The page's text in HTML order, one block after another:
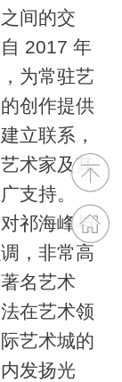
间的交
2017 年
为常驻艺
创作提供
立联系，
术家及其
支持。
祁海峰与
，非常高
名艺术
在艺术领
艺术城的
发扬光